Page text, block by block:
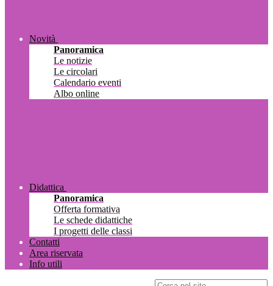
Novità
Panoramica
Le notizie
Le circolari
Calendario eventi
Albo online
Didattica
Panoramica
Offerta formativa
Le schede didattiche
I progetti delle classi
Contatti
Area riservata
Info utili